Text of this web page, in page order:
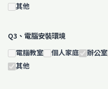
其他
Q3、電腦安裝環境
電腦教室 個人家庭 辦公室
其他